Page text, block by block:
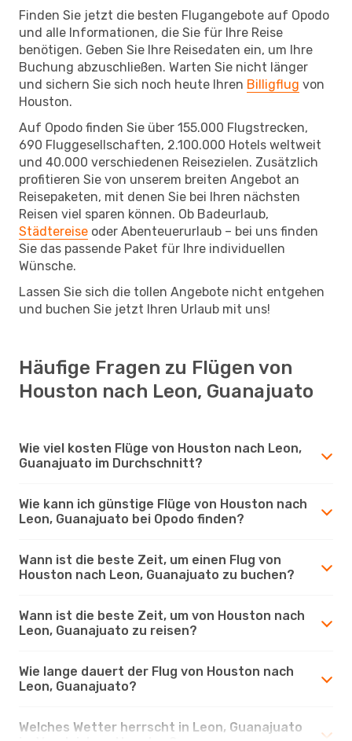
Finden Sie jetzt die besten Flugangebote auf Opodo
und alle Informationen, die Sie für Ihre Reise
benötigen. Geben Sie Ihre Reisedaten ein, um Ihre
Buchung abzuschließen. Warten Sie nicht länger
und sichern Sie sich noch heute Ihren Billigflug von
Houston.
Auf Opodo finden Sie über 155.000 Flugstrecken,
690 Fluggesellschaften, 2.100.000 Hotels weltweit
und 40.000 verschiedenen Reisezielen. Zusätzlich
profitieren Sie von unserem breiten Angebot an
Reisepaketen, mit denen Sie bei Ihren nächsten
Reisen viel sparen können. Ob Badeurlaub,
Städtereise oder Abenteuerurlaub – bei uns finden
Sie das passende Paket für Ihre individuellen
Wünsche.
Lassen Sie sich die tollen Angebote nicht entgehen
und buchen Sie jetzt Ihren Urlaub mit uns!
Häufige Fragen zu Flügen von
Houston nach Leon, Guanajuato
Wie viel kosten Flüge von Houston nach Leon,
Guanajuato im Durchschnitt?
Wie kann ich günstige Flüge von Houston nach
Leon, Guanajuato bei Opodo finden?
Wann ist die beste Zeit, um einen Flug von
Houston nach Leon, Guanajuato zu buchen?
Wann ist die beste Zeit, um von Houston nach
Leon, Guanajuato zu reisen?
Wie lange dauert der Flug von Houston nach
Leon, Guanajuato?
Welches Wetter herrscht in Leon, Guanajuato